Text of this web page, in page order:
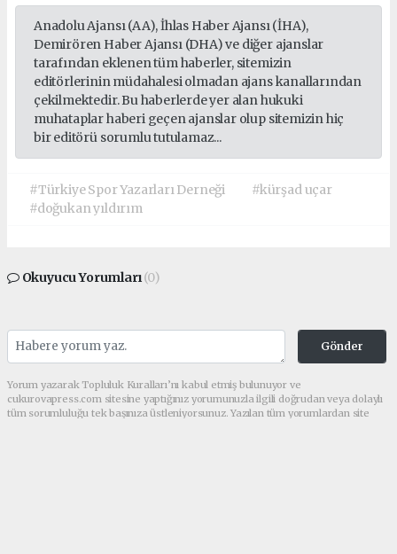
Anadolu Ajansı (AA), İhlas Haber Ajansı (İHA),
Demirören Haber Ajansı (DHA) ve diğer ajanslar
tarafından eklenen tüm haberler, sitemizin
editörlerinin müdahalesi olmadan ajans kanallarından
çekilmektedir. Bu haberlerde yer alan hukuki
muhataplar haberi geçen ajanslar olup sitemizin hiç
bir editörü sorumlu tutulamaz...
#Türkiye Spor Yazarları Derneği
#kürşad uçar
#doğukan yıldırım
Okuyucu Yorumları(0)
Gönder
Yorum yazarak Topluluk Kuralları’nı kabul etmiş bulunuyor ve
cukurovapress.com sitesine yaptığınız yorumunuzla ilgili doğrudan veya dolaylı
tüm sorumluluğu tek başınıza üstleniyorsunuz. Yazılan tüm yorumlardan site